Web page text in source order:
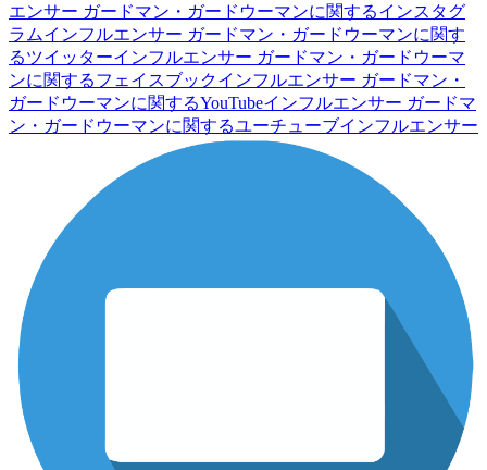
エンサー ガードマン・ガードウーマンに関するインスタグ
ラムインフルエンサー ガードマン・ガードウーマンに関す
るツイッターインフルエンサー ガードマン・ガードウーマ
ンに関するフェイスブックインフルエンサー ガードマン・
ガードウーマンに関するYouTubeインフルエンサー ガードマ
ン・ガードウーマンに関するユーチューブインフルエンサー